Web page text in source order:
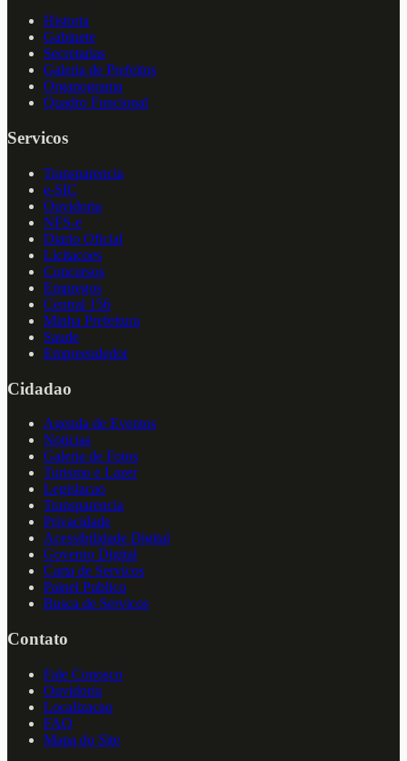
Historia
Gabinete
Secretarias
Galeria de Prefeitos
Organograma
Quadro Funcional
Servicos
Transparencia
e-SIC
Ouvidoria
NFS-e
Diario Oficial
Licitacoes
Concursos
Empregos
Central 156
Minha Prefeitura
Saude
Empreendedor
Cidadao
Agenda de Eventos
Noticias
Galeria de Fotos
Turismo e Lazer
Legislacao
Transparencia
Privacidade
Acessibilidade Digital
Governo Digital
Carta de Servicos
Painel Publico
Busca de Servicos
Contato
Fale Conosco
Ouvidoria
Localizacao
FAQ
Mapa do Site